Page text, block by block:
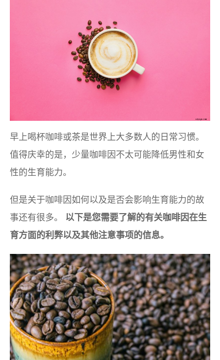
早上喝杯咖啡或茶是世界上大多数人的日常习惯。
值得庆幸的是，少量咖啡因不太可能降低男性和女
性的生育能力。
但是关于咖啡因如何以及是否会影响生育能力的故
事还有很多。 以下是您需要了解的有关咖啡因在生
育方面的利弊以及其他注意事项的信息。